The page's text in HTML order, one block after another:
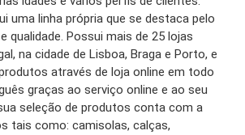
uma linha própria que se destaca pelo
qualidade. Possui mais de 25 lojas
na cidade de Lisboa, Braga e Porto, e
através de loja online em todo
graças ao serviço online e ao seu
seleção de produtos conta com a
tais como: camisolas, calças,